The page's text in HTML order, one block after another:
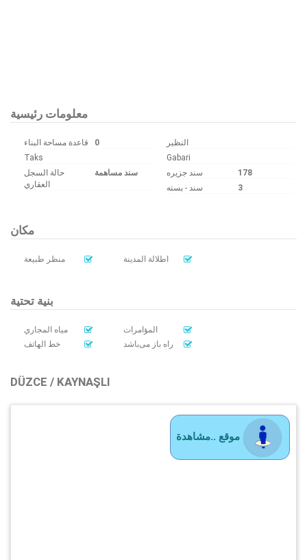
معلومات رئيسية
قاعدة مساحة البناء 0
النظير
Taks
Gabari
حالة السجل
العقاري
سند مساهمة سند جزیره
178
سند - بسته
3
مكان
منظر طبيعة اطلالة المدينة
بنية تحتية
مياه المجاري
المؤامرات
خط الهاتف
راه باز می‌باشد
DÜZCE / KAYNAŞLI